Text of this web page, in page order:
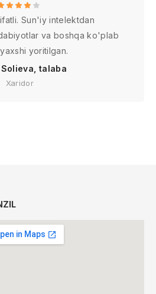
Sun'iy intelektdan
va boshqa ko'plab
yoritilgan.
talaba
Xaridor